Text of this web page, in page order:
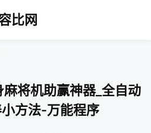
比网
将机助赢神器_全自动
方法-万能程序